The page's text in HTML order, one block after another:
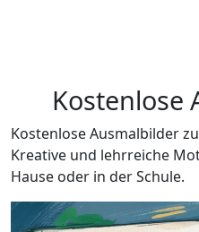
Kostenlose
Kostenlose Ausmalbilder
Kreative und lehrreiche
Hause oder in der Schule.